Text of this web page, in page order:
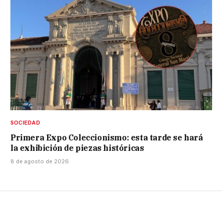
SOCIEDAD
Primera Expo Coleccionismo: esta tarde se hará
la exhibición de piezas históricas
8 de agosto de 2026